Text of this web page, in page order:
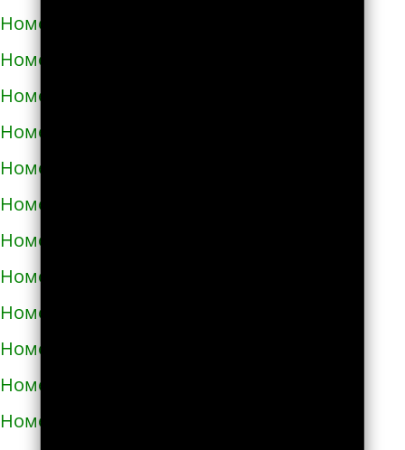
Номера телефонов такси в Анне
Номера телефонов такси в Апатитах
Номера телефонов такси в Апрелевке
Номера телефонов такси в Апшеронске
Номера телефонов такси в Арамиле
Номера телефонов такси в Аргуне
Номера телефонов такси в Ардатове
Номера телефонов такси в Ардоне
Номера телефонов такси в Арзамасе
Номера телефонов такси в Аркадаке
Номера телефонов такси в Армавире
Номера телефонов такси в Армянске